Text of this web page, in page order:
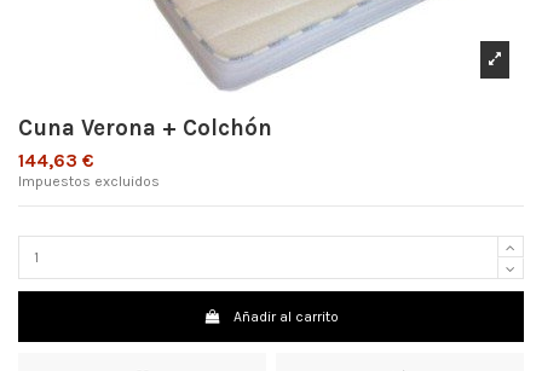
Cuna Verona + Colchón
144,63 €
Impuestos excluidos
Añadir al carrito